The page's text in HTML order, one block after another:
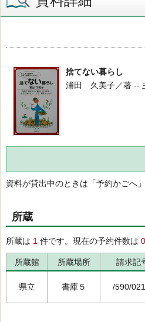
捨てない暮らし
浦田 久美子／著 --
資料が貸出中のときは「予約かごへ
所蔵
所蔵は 1 件です。現在の予約件数は 0
所蔵館 所蔵場所 請求記
県立 書庫５ /590/